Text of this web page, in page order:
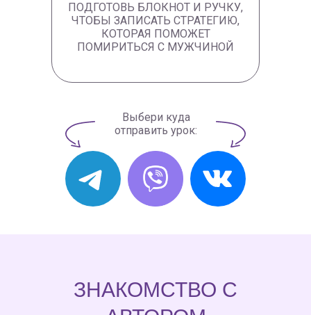
ПОДГОТОВЬ БЛОКНОТ И РУЧКУ,
ЧТОБЫ ЗАПИСАТЬ СТРАТЕГИЮ,
КОТОРАЯ ПОМОЖЕТ
ПОМИРИТЬСЯ С МУЖЧИНОЙ
Выбери куда
отправить урок:
ЗНАКОМСТВО С